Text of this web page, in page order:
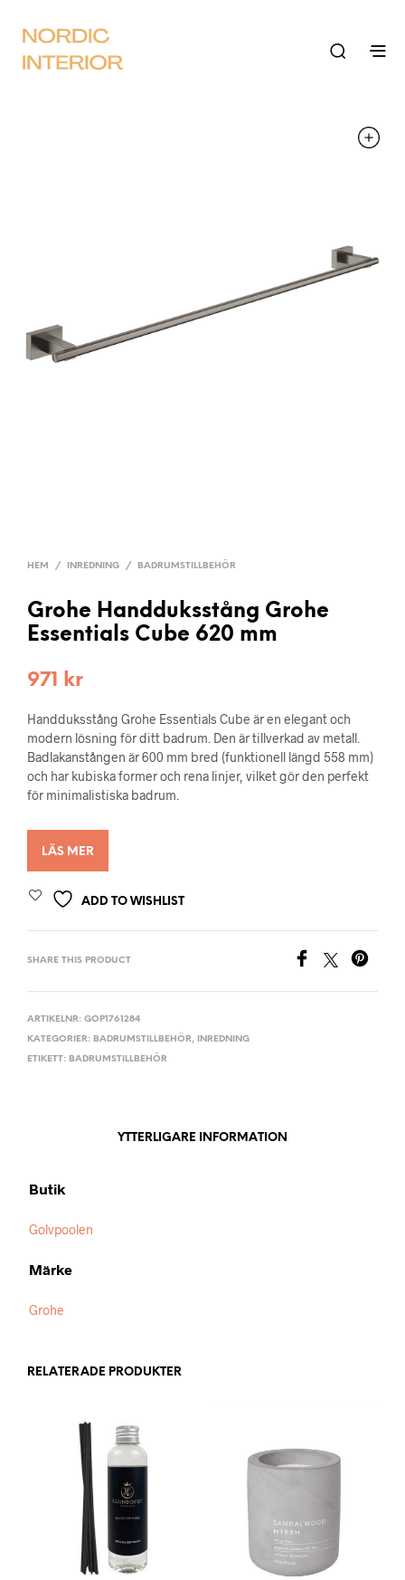
HEM / INREDNING / BADRUMSTILLBEHÖR
Grohe Handduksstång Grohe
Essentials Cube 620 mm
971 kr
Handduksstång Grohe Essentials Cube är en elegant och
modern lösning för ditt badrum. Den är tillverkad av metall.
Badlakanstången är 600 mm bred (funktionell längd 558 mm)
och har kubiska former och rena linjer, vilket gör den perfekt
för minimalistiska badrum.
LÄS MER
ADD TO WISHLIST
SHARE THIS PRODUCT
ARTIKELNR: GOP1761284
KATEGORIER: BADRUMSTILLBEHÖR,
INREDNING
ETIKETT: BADRUMSTILLBEHÖR
YTTERLIGARE INFORMATION
Butik
Golvpoolen
Märke
Grohe
RELATERADE PRODUKTER